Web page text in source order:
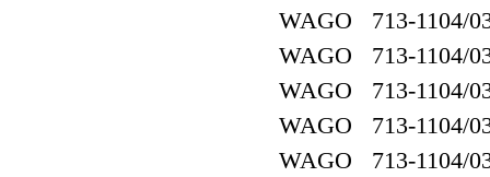
WAGO 713-1104/
WAGO 713-1104/
WAGO 713-1104/
WAGO 713-1104/
WAGO 713-1104/